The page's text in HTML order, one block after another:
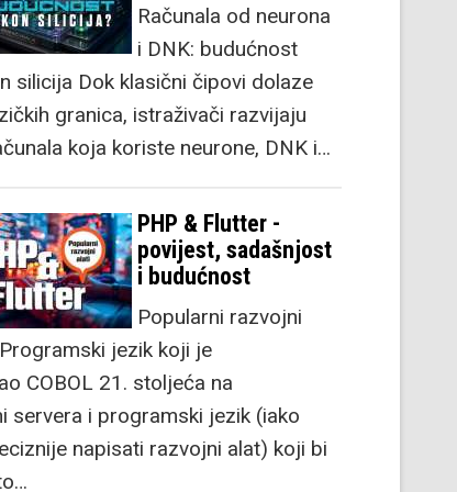
Računala od neurona
i DNK: budućnost
silicija Dok klasični čipovi dolaze
granica, istraživači razvijaju
koja koriste neurone, DNK i…
PHP & Flutter -
povijest, sadašnjost
i budućnost
Popularni razvojni
jezik koji je
COBOL 21. stoljeća na
servera i programski jezik (iako
napisati razvojni alat) koji bi